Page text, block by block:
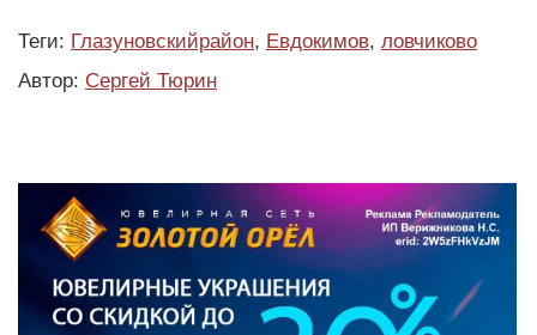
Теги: Глазуновскийрайон, Евдокимов, ловчиково
Автор: Сергей Тюрин